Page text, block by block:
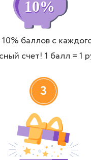
баллов с
счет! 1 балл = 1
3